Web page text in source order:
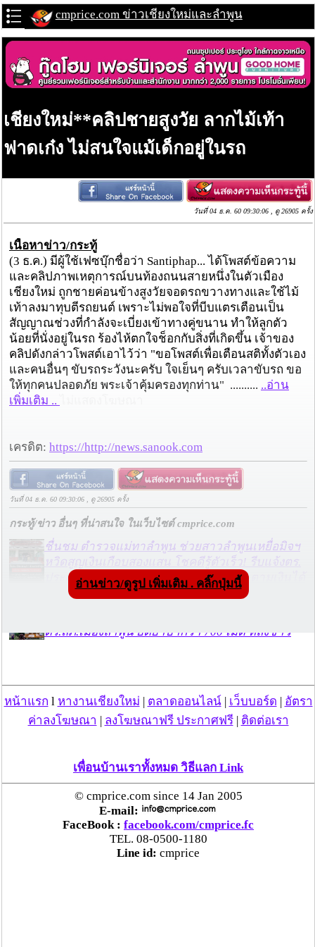
cmprice.com ข่าวเชียงใหม่และลำพูน
เชียงใหม่**คลิปชายสูงวัย ลากไม้เท้า
ฟาดเก๋ง ไม่สนใจแม้เด็กอยู่ในรถ
วันที่ 04 ธ.ค. 60 09:30:06 , ดู 26905 ครั้ง
เนื้อหาข่าว/กระทู้
(3 ธ.ค.) มีผู้ใช้เฟซบุ๊กชื่อว่า Santiphap... ได้โพสต์ข้อความ
และคลิปภาพเหตุการณ์บนท้องถนนสายหนึ่งในตัวเมือง
เชียงใหม่ ถูกชายค่อนข้างสูงวัยจอดรถขวางทางและใช้ไม้
เท้าลงมาทุบตีรถยนต์ เพราะไม่พอใจที่บีบแตรเตือนเป็น
สัญญาณช่วงที่กำลังจะเบี่ยงเข้าทางคู่ขนาน ทำให้ลูกตัว
น้อยที่นั่งอยู่ในรถ ร้องไห้ตกใจช็อกกับสิ่งที่เกิดขึ้น เจ้าของ
คลิปดังกล่าวโพสต์เอาไว้ว่า "ขอโพสต์เพื่อเตือนสติทั้งตัวเอง
และคนอื่นๆ ขับรถระวังนะครับ ใจเย็นๆ ครับเวลาขับรถ ขอ
ให้ทุกคนปลอดภัย พระเจ้าคุ้มครองทุกท่าน" .......... ..อ่าน
เพิ่มเติม ..
เครดิต: https://http://news.sanook.com
วันที่ 04 ธ.ค. 60 09:30:06 , ดู 26905 ครั้ง
กระทู้/ข่าว อื่นๆ ที่น่าสนใจ ในเว็บไซต์ cmprice.com
ชื่นชม ตำรวจแม่ทาลำพูน ช่วยสาวลำพูนเหยื่อมิจฯ
หวิดสูญเงินเกือบสองแสน โชคดีรู้ตัวเร็ว! รีบแจ้งตร.
ประสาน สตช.สายด่วน 1441 อายัดบัญชี-ตามเงินได้
ตร.สภ.เมืองลำพูน ยึดยาบ้ากว่า 700 เม็ด หลังชาว
แม่สะเรียง ลุยตรวจ “สกุชชี่“ ของเล่นอันตราย พบไร้
มาตรฐานเสี่ยงอันตราย สั่งห้ามขาย-เตือนภัยผู้
“ลาว” ส่ง “24 คนไทย” กลับประเทศผ่านด่าน
เชียงของ เพื่อดำเนินการตามกฎหมาย พบส่วนใหญ่มี
เอี่ยวแก๊งคอลเซ็นเตอร์
“ตรีนุช” เปิดตัวระบบ “e-WorkPermit” ลงทะเบียน
แรงงานต่างด้าวออนไลน์ ให้บริการ 24 ชั่วโมงทั่ว
อ่านข่าว/ดูรูป เพิ่มเติม . คลิ๊กปุ่มนี้
หน้าแรก l หางานเชียงใหม่ ตลาดออนไลน์| เว็บบอร์ด
อัตรา
ค่าลงโฆษณา
ลงโฆษณาฟรี ประกาศฟรี| ติดต่อเรา
เพื่อนบ้านเราทั้งหมด วิธีแลก Link
© cmprice.com since 14 Jan 2005
E-mail:
FaceBook : facebook.com/cmprice.fc
TEL. 08-0500-1180
Line id: cmprice